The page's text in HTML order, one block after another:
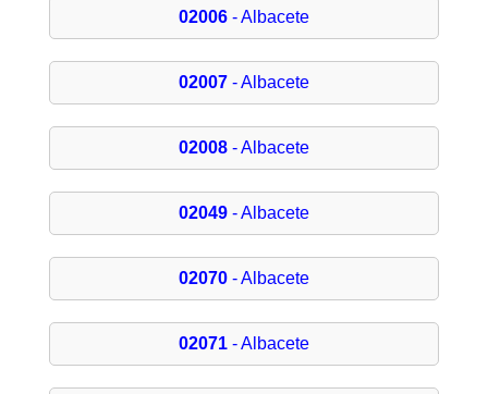
02006- Albacete
02007- Albacete
02008- Albacete
02049- Albacete
02070- Albacete
02071- Albacete